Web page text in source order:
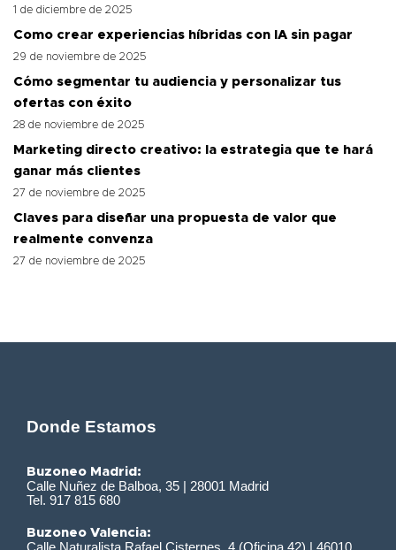
1 de diciembre de 2025
Como crear experiencias híbridas con IA sin pagar
29 de noviembre de 2025
Cómo segmentar tu audiencia y personalizar tus
ofertas con éxito
28 de noviembre de 2025
Marketing directo creativo: la estrategia que te hará
ganar más clientes
27 de noviembre de 2025
Claves para diseñar una propuesta de valor que
realmente convenza
27 de noviembre de 2025
Donde Estamos
Buzoneo Madrid:
Calle Nuñez de Balboa, 35 | 28001 Madrid
Tel. 917 815 680
Buzoneo Valencia:
Calle Naturalista Rafael Cisternes, 4 (Oficina 42) | 46010